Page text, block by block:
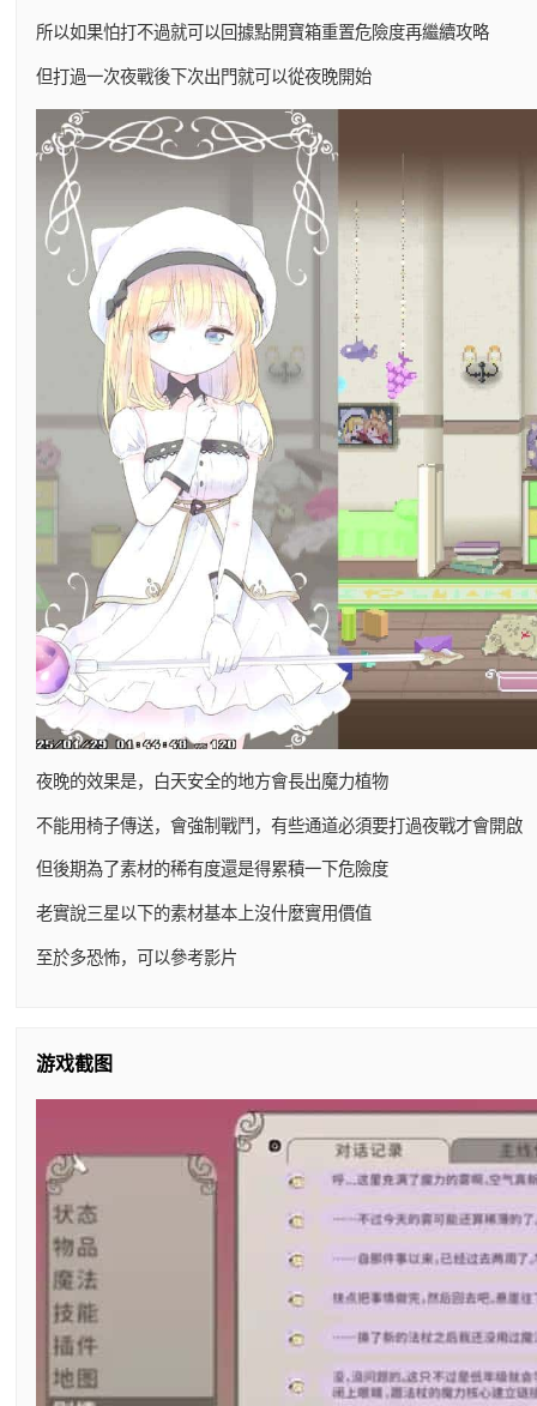
所以如果怕打不過就可以回據點開寶箱重置危險度再繼續攻略
但打過一次夜戰後下次出門就可以從夜晚開始
夜晚的效果是，白天安全的地方會長出魔力植物
不能用椅子傳送，會強制戰鬥，有些通道必須要打過夜戰才會開啟
但後期為了素材的稀有度還是得累積一下危險度
老實說三星以下的素材基本上沒什麼實用價值
至於多恐怖，可以參考影片
游戏截图